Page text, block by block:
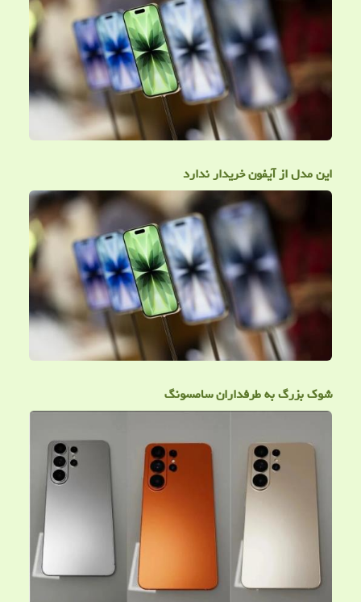
این مدل از آیفون خریدار ندارد
شوک بزرگ به طرفداران سامسونگ